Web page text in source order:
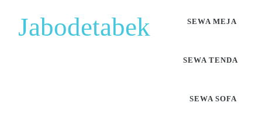
Jabodetabek
SEWA MEJA
SEWA TENDA
SEWA SOFA